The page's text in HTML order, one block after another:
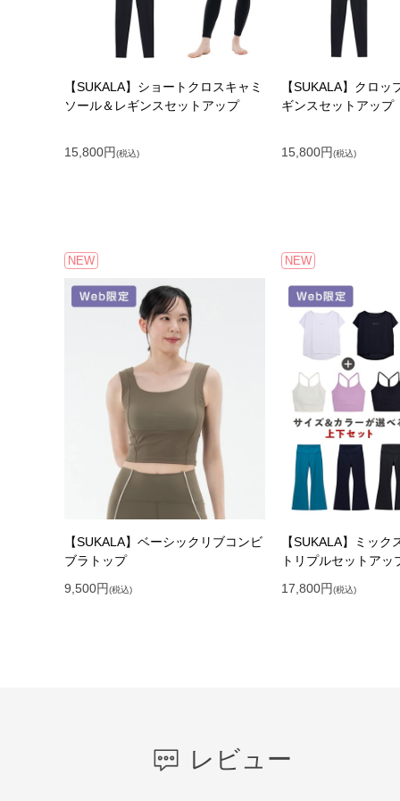
【SUKALA】ショートクロスキャミ
ソール＆レギンスセットアップ
15,800円(税込)
【SUKALA】クロッ
ギンスセットアップ
15,800円(税込)
NEW
【SUKALA】ベーシックリブコンビ
ブラトップ
9,500円(税込)
NEW
【SUKALA】ミック
トリプルセットアッ
17,800円(税込)
レビュー